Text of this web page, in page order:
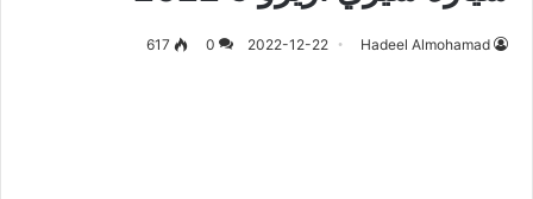
Hadeel Almohamad
2022-12-22
0
617